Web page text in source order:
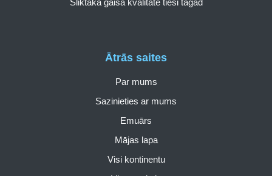
Ātrās saites
Par mums
Sazinieties ar mums
Emuārs
Mājas lapa
Visi kontinentu
Sliktākā gaisa kvalitāte tieši tagad